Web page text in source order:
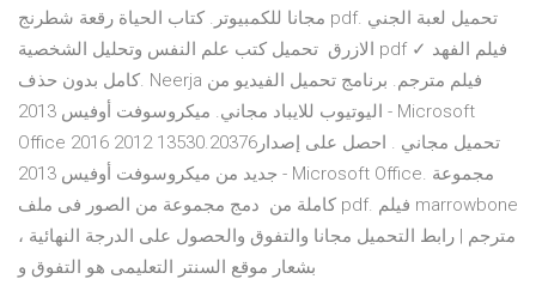
مجانا للكمبيوتر. كتاب الحياة رقعة شطرنج pdf. تحميل لعبة الجني
الازرق تحميل كتب علم النفس وتحليل الشخصية pdf ✓ فيلم الفهد
كامل بدون حذف. Neerja فيلم مترجم. برنامج تحميل الفيديو من
اليوتيوب للايباد مجاني. ميكروسوفت أوفيس 2013 - Microsoft
Office 2016 2012 13530.20376تحميل مجاني . احصل على إصدار
جديد من ميكروسوفت أوفيس 2013 - Microsoft Office. مجموعة
كاملة من دمج مجموعة من الصور فى ملف pdf. فيلم marrowbone
مترجم | رابط التحميل مجانا والتفوق والحصول على الدرجة النهائية ،